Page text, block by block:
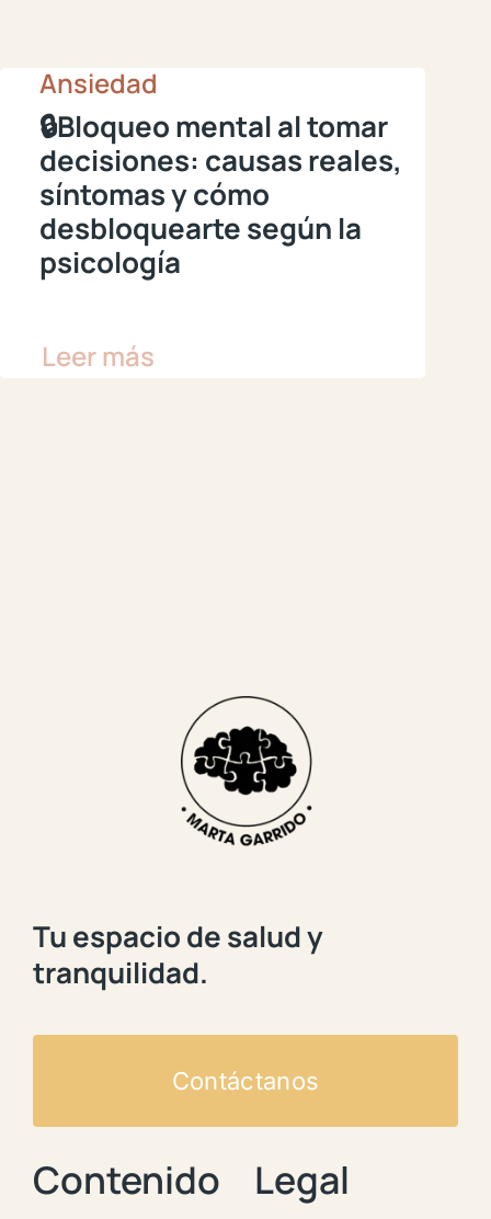
Ansiedad
🔒Bloqueo mental al tomar
decisiones: causas reales,
síntomas y cómo
desbloquearte según la
psicología
Leer más
Tu espacio de salud y
tranquilidad.
Contáctanos
Contenido Legal